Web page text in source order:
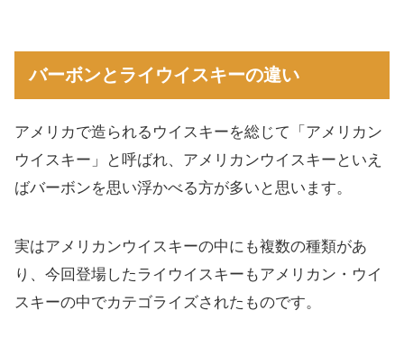
バーボンとライウイスキーの違い
アメリカで造られるウイスキーを総じて「アメリカン
ウイスキー」と呼ばれ、アメリカンウイスキーといえ
ばバーボンを思い浮かべる方が多いと思います。
実はアメリカンウイスキーの中にも複数の種類があ
り、今回登場したライウイスキーもアメリカン・ウイ
スキーの中でカテゴライズされたものです。